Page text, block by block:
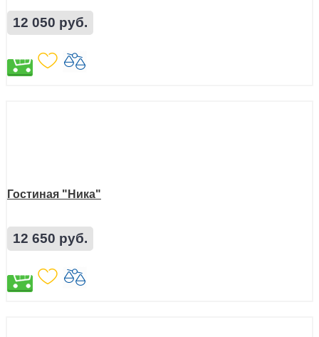
12 050 руб.
Гостиная "Ника"
12 650 руб.